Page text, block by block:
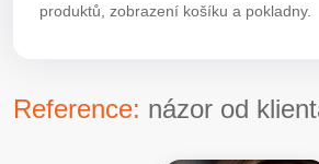
produktů, zobrazení košíku a pokladny.
Reference: názor od